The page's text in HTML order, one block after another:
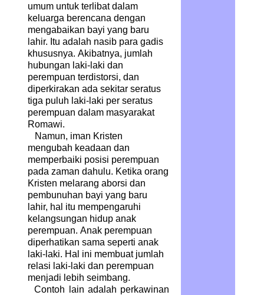
umum untuk terlibat dalam
keluarga berencana dengan
mengabaikan bayi yang baru
lahir. Itu adalah nasib para gadis
khususnya. Akibatnya, jumlah
hubungan laki-laki dan
perempuan terdistorsi, dan
diperkirakan ada sekitar seratus
tiga puluh laki-laki per seratus
perempuan dalam masyarakat
Romawi.
Namun, iman Kristen
mengubah keadaan dan
memperbaiki posisi perempuan
pada zaman dahulu. Ketika orang
Kristen melarang aborsi dan
pembunuhan bayi yang baru
lahir, hal itu mempengaruhi
kelangsungan hidup anak
perempuan. Anak perempuan
diperhatikan sama seperti anak
laki-laki. Hal ini membuat jumlah
relasi laki-laki dan perempuan
menjadi lebih seimbang.
Contoh lain adalah perkawinan